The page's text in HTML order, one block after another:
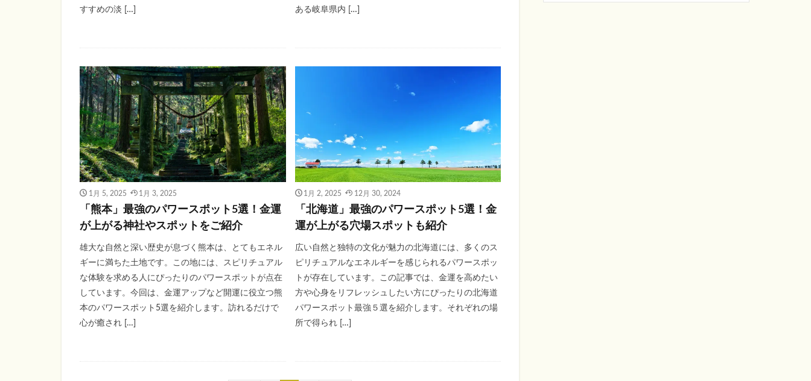
すすめの淡 […]
ある岐阜県内 […]
1月 5, 2025 1月 3, 2025
「熊本」最強のパワースポット5選！金運
が上がる神社やスポットをご紹介
雄大な自然と深い歴史が息づく熊本は、とてもエネル
ギーに満ちた土地です。この地には、スピリチュアル
な体験を求める人にぴったりのパワースポットが点在
しています。今回は、金運アップなど開運に役立つ熊
本のパワースポット5選を紹介します。訪れるだけで
心が癒され […]
1月 2, 2025 12月 30, 2024
「北海道」最強のパワースポット5選！金
運が上がる穴場スポットも紹介
広い自然と独特の文化が魅力の北海道には、多くのス
ピリチュアルなエネルギーを感じられるパワースポッ
トが存在しています。この記事では、金運を高めたい
方や心身をリフレッシュしたい方にぴったりの北海道
パワースポット最強５選を紹介します。それぞれの場
所で得られ […]